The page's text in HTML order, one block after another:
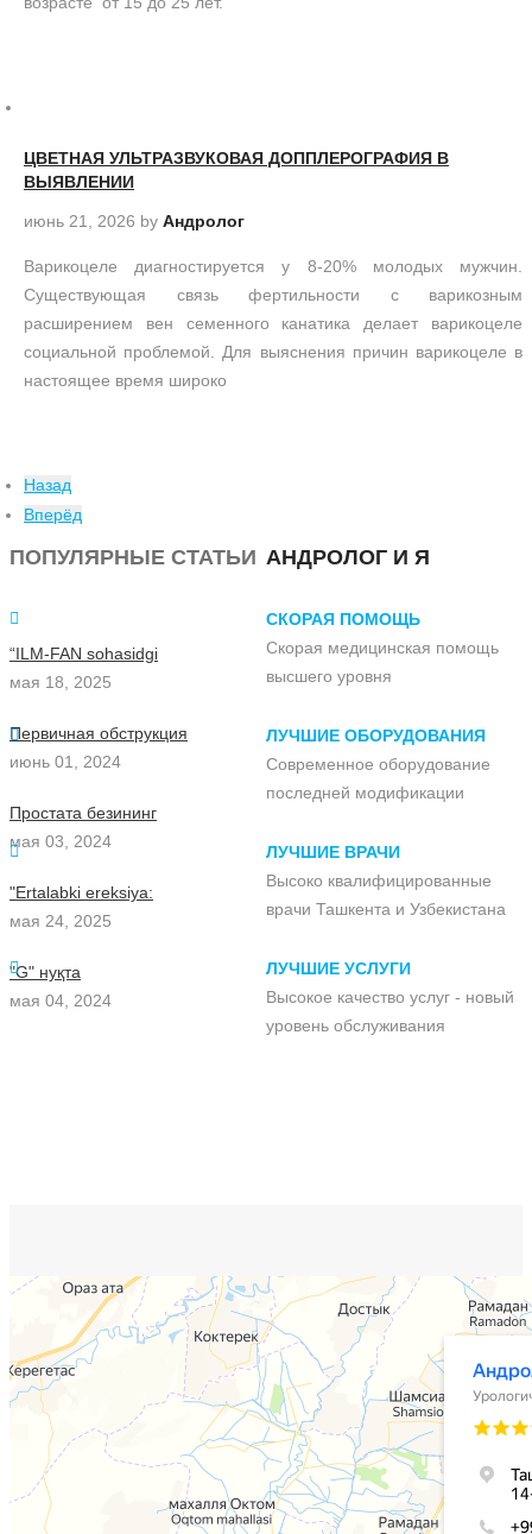
ЦВЕТНАЯ УЛЬТРАЗВУКОВАЯ ДОППЛЕРОГРАФИЯ В
ВЫЯВЛЕНИИ
июнь 21, 2026 by Андролог
Варикоцеле диагностируется у 8-20% молодых мужчин.
Существующая связь фертильности с варикозным
расширением вен семенного канатика делает варикоцеле
социальной проблемой. Для выяснения причин варикоцеле в
настоящее время широко
Назад
Вперёд
ПОПУЛЯРНЫЕ СТАТЬИ
“ILM-FAN sohasidgi
мая 18, 2025
Первичная обструкция
июнь 01, 2024
Простата безининг
мая 03, 2024
"Ertalabki ereksiya:
мая 24, 2025
"G" нуқта
мая 04, 2024
АНДРОЛОГ И Я
СКОРАЯ ПОМОЩЬ
Скорая медицинская помощь
высшего уровня
ЛУЧШИЕ ОБОРУДОВАНИЯ
Современное оборудование
последней модификации
ЛУЧШИЕ ВРАЧИ
Высоко квалифицированные
врачи Ташкента и Узбекистана
ЛУЧШИЕ УСЛУГИ
Высокое качество услуг - новый
уровень обслуживания